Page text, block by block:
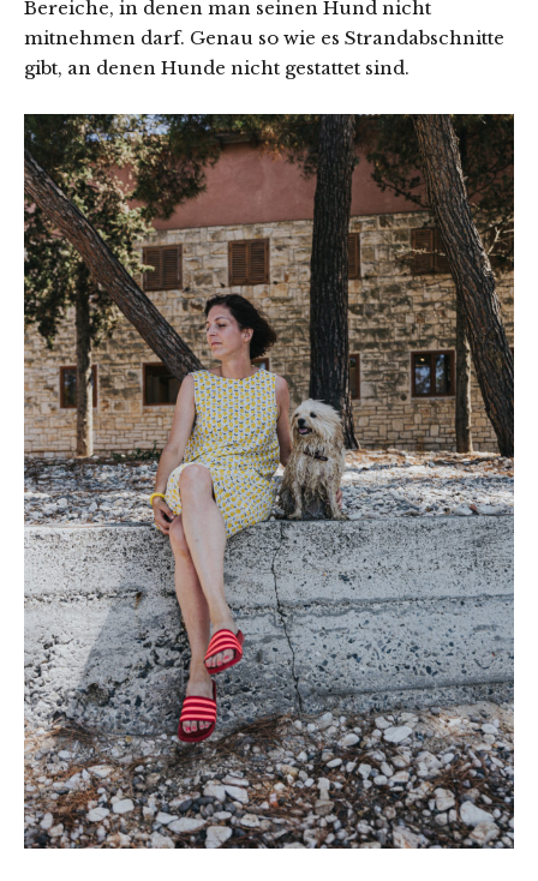
Bereiche, in denen man seinen Hund nicht
mitnehmen darf. Genau so wie es Strandabschnitte
gibt, an denen Hunde nicht gestattet sind.